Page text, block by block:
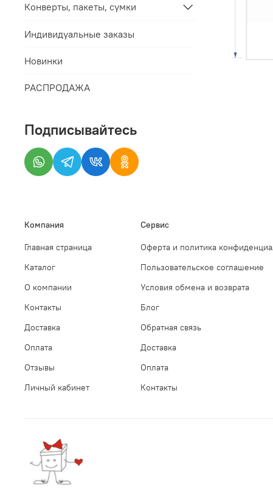
Конверты, пакеты, сумки
Индивидуальные заказы
Новинки
РАСПРОДАЖА
Подписывайтесь
Компания
Главная страница
Каталог
О компании
Контакты
Доставка
Оплата
Отзывы
Личный кабинет
Сервис
Оферта и политика
Пользовательское соглашение
Условия обмена и возврата
Блог
Обратная связь
Доставка
Оплата
Контакты